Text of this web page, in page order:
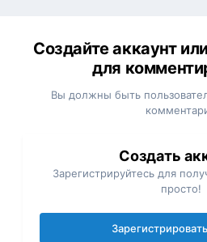
Создайте аккаунт
для
Вы должны быть
Создать
Зарегистрируйтесь для
просто!